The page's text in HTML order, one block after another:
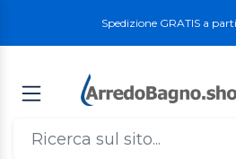
Spedizione GRATIS a